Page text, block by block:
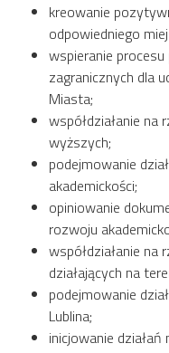
kreowanie
odpowiedniego
wspieranie
zagranicznych dla
Miasta;
współdziałanie na
wyższych;
podejmowanie
akademickości;
opiniowanie
rozwoju
współdziałanie na
działających na
podejmowanie
Lublina;
inicjowanie